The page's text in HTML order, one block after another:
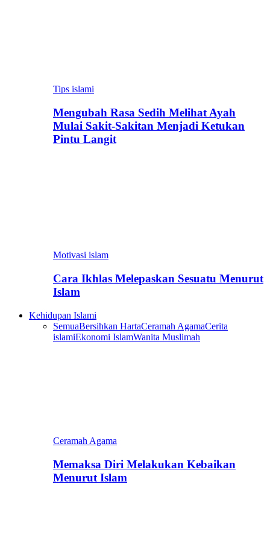
Tips islami
Mengubah Rasa Sedih Melihat Ayah
Mulai Sakit-Sakitan Menjadi Ketukan
Pintu Langit
Motivasi islam
Cara Ikhlas Melepaskan Sesuatu Menurut
Islam
Kehidupan Islami
SemuaBersihkan HartaCeramah AgamaCerita
islamiEkonomi IslamWanita Muslimah
Ceramah Agama
Memaksa Diri Melakukan Kebaikan
Menurut Islam